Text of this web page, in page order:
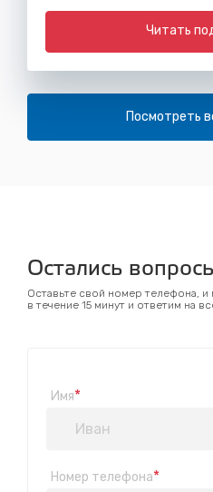
Читать
Посмотреть
Остались
Оставьте свой номер телефона,
в течение 15 минут и ответим на
Имя*
Номер телефона*